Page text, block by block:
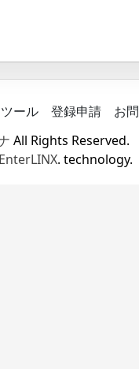
ール 登録申請
お
All Rights Reserved.
EnterLINX. technology.